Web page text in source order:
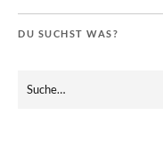
DU SUCHST WAS?